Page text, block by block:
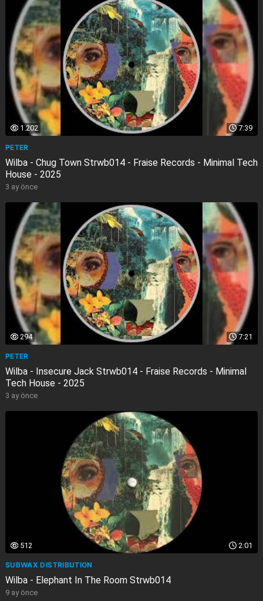
7:39
1.202
PETER
Wilba - Chug Town Strwb014 - Fraise Records - Minimal Tech
House - 2025
3 ay önce
7:21
294
PETER
Wilba - Insecure Jack Strwb014 - Fraise Records - Minimal
Tech House - 2025
3 ay önce
2:01
512
SUBWAX DISTRIBUTION
Wilba - Elephant In The Room Strwb014
9 ay önce